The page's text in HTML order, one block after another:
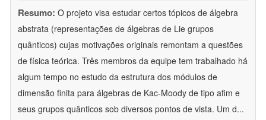
Resumo: O projeto visa estudar certos tópicos de álgebra
abstrata (representações de álgebras de Lie grupos
quânticos) cujas motivações originais remontam a questões
de física teórica. Três membros da equipe tem trabalhado há
algum tempo no estudo da estrutura dos módulos de
dimensão finita para álgebras de Kac-Moody de tipo afim e
seus grupos quânticos sob diversos pontos de vista. Um d...